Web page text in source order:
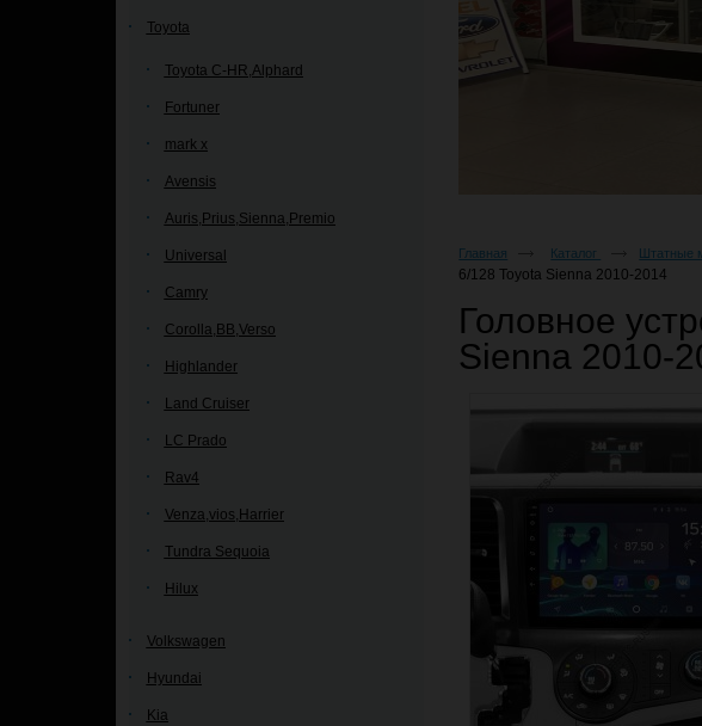
Toyota
Toyota C-HR,Alphard
Fortuner
mark x
Avensis
Auris,Prius,Sienna,Premio
Universal
Camry
Corolla,BB,Verso
Highlander
Land Cruiser
LC Prado
Rav4
Venza,vios,Harrier
Tundra Sequoia
Hilux
Volkswagen
Hyundai
Kia
Главная Каталог Штатные
6/128 Toyota Sienna 2010-2014
Головное
Sienna 2010-